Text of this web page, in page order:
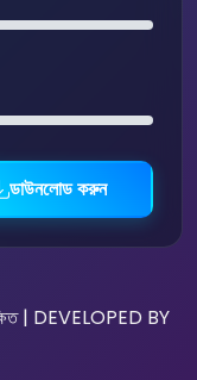
ডাউনলোড করুন
| DEVELOPED BY